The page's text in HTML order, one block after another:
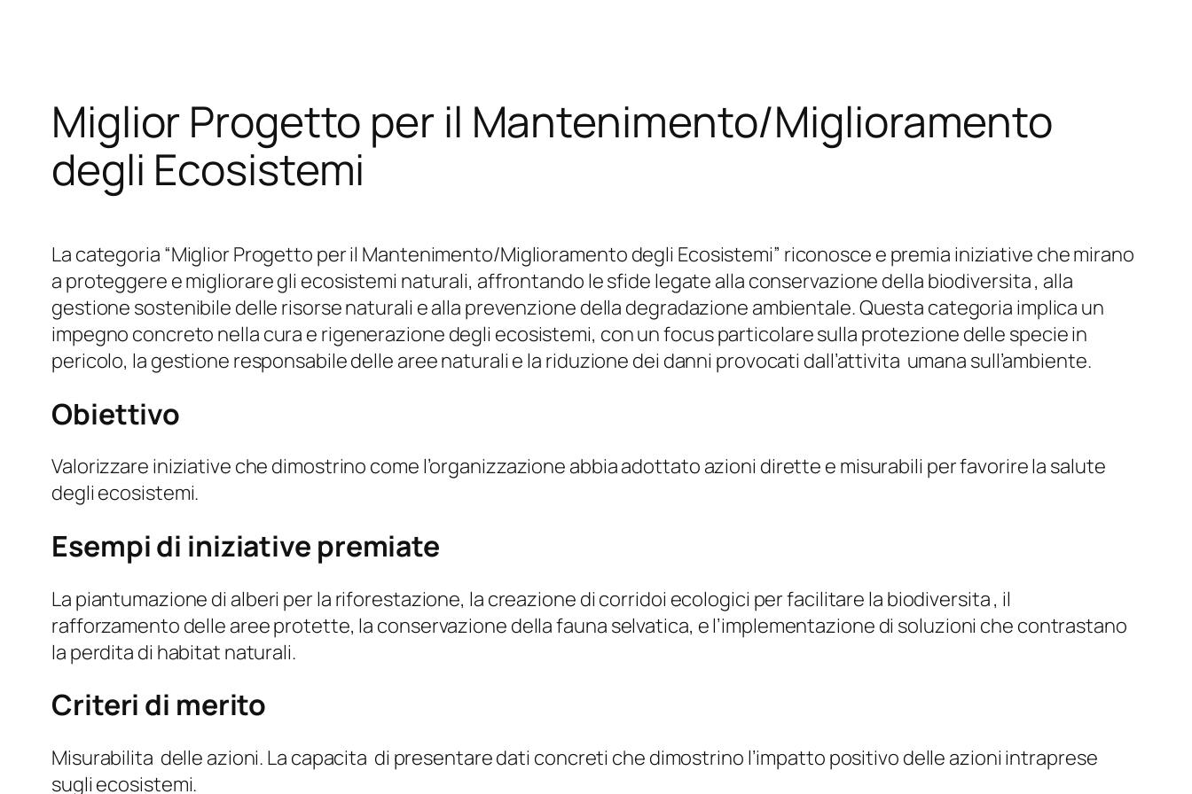
Miglior Progetto per il Mantenimento/Miglioramento
degli Ecosistemi
La categoria “Miglior Progetto per il Mantenimento/Miglioramento degli Ecosistemi” riconosce e premia iniziative che mirano
a proteggere e migliorare gli ecosistemi naturali, affrontando le sfide legate alla conservazione della biodiversita , alla
gestione sostenibile delle risorse naturali e alla prevenzione della degradazione ambientale. Questa categoria implica un
impegno concreto nella cura e rigenerazione degli ecosistemi, con un focus particolare sulla protezione delle specie in
pericolo, la gestione responsabile delle aree naturali e la riduzione dei danni provocati dall’attivita umana sull’ambiente.
Obiettivo
Valorizzare iniziative che dimostrino come l’organizzazione abbia adottato azioni dirette e misurabili per favorire la salute
degli ecosistemi.
Esempi di iniziative premiate
La piantumazione di alberi per la riforestazione, la creazione di corridoi ecologici per facilitare la biodiversita , il
rafforzamento delle aree protette, la conservazione della fauna selvatica, e l’implementazione di soluzioni che contrastano
la perdita di habitat naturali.
Criteri di merito
Misurabilita delle azioni. La capacita di presentare dati concreti che dimostrino l’impatto positivo delle azioni intraprese
sugli ecosistemi.